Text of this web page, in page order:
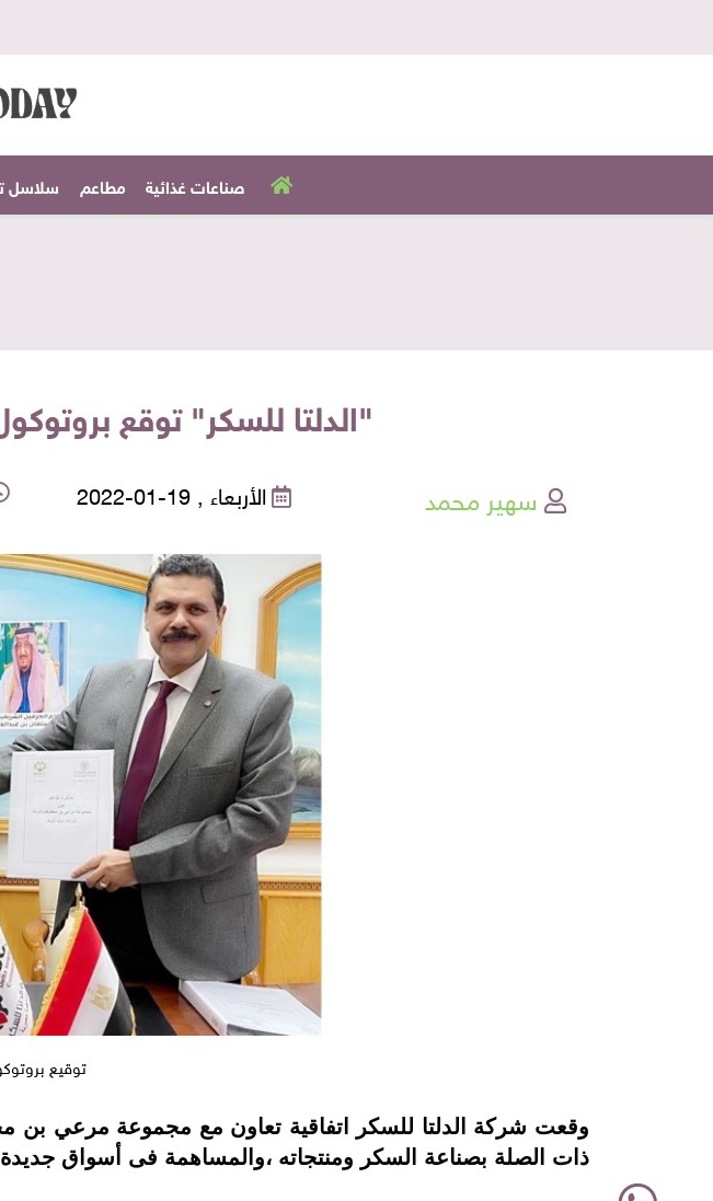
صناعات غذائية مطاعم سلاسل
"الدلتا للسكر" توقع
سهير محمد الأربعاء , 19-01-2022
توقيع
WhatsApp
instagramوقعت شركة الدلتا للسكر اتفاقية تعاون مع مجموعة مرعي بن
ذات الصلة بصناعة السكر ومنتجاته ،والمساهمة فى أسواق جديدة